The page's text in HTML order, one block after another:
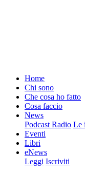
Home
Chi sono
Che cosa ho fatto
Cosa faccio
News
Podcast Radio Le
Eventi
Libri
eNews
Leggi Iscriviti